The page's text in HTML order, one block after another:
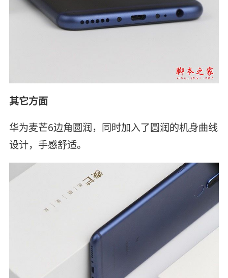
其它方面
华为麦芒6边角圆润，同时加入了圆润的机身曲线
设计，手感舒适。